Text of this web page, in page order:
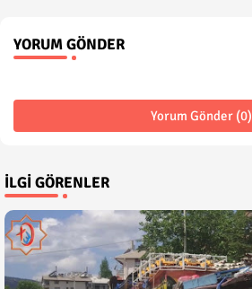
YORUM GÖNDER
Yorum Gönder (0)
İLGI GÖRENLER